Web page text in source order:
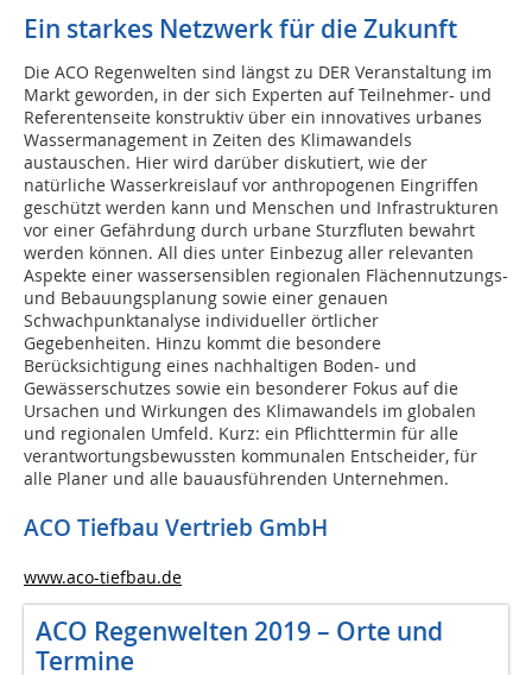
Ein starkes Netzwerk für die Zukunft
Die ACO Regenwelten sind längst zu DER Veranstaltung im
Markt geworden, in der sich Experten auf Teilnehmer- und
Referentenseite konstruktiv über ein innovatives urbanes
Wassermanagement in Zeiten des Klimawandels
austauschen. Hier wird darüber diskutiert, wie der
natürliche Wasserkreislauf vor anthropogenen Eingriffen
geschützt werden kann und Menschen und Infrastrukturen
vor einer Gefährdung durch urbane Sturzfluten bewahrt
werden können. All dies unter Einbezug aller relevanten
Aspekte einer wassersensiblen regionalen Flächennutzungs-
und Bebauungsplanung sowie einer genauen
Schwachpunktanalyse individueller örtlicher
Gegebenheiten. Hinzu kommt die besondere
Berücksichtigung eines nachhaltigen Boden- und
Gewässerschutzes sowie ein besonderer Fokus auf die
Ursachen und Wirkungen des Klimawandels im globalen
und regionalen Umfeld. Kurz: ein Pflichttermin für alle
verantwortungsbewussten kommunalen Entscheider, für
alle Planer und alle bauausführenden Unternehmen.
ACO Tiefbau Vertrieb GmbH
www.aco-tiefbau.de
ACO Regenwelten 2019 – Orte und
Termine